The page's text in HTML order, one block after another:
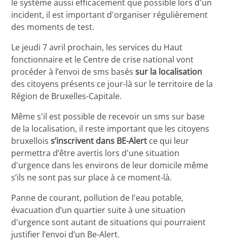
le système aussi efficacement que possible lors d'un
incident, il est important d'organiser régulièrement
des moments de test.
Le jeudi 7 avril prochain, les services du Haut
fonctionnaire et le Centre de crise national vont
procéder à l’envoi de sms baséssur la localisation
des citoyens présents ce jour-là sur le territoire de la
Région de Bruxelles-Capitale.
Même s'il est possible de recevoir un sms sur base
de la localisation, il reste important que les citoyens
bruxelloiss’inscrivent dans BE-Alert ce qui leur
permettra d’être avertis lors d'une situation
d'urgence dans les environs de leur domicile même
s’ils ne sont pas sur place à ce moment-là.
Panne de courant, pollution de l'eau potable,
évacuation d’un quartier suite à une situation
d'urgence sont autant de situations qui pourraient
justifier l’envoi d’un Be-Alert.